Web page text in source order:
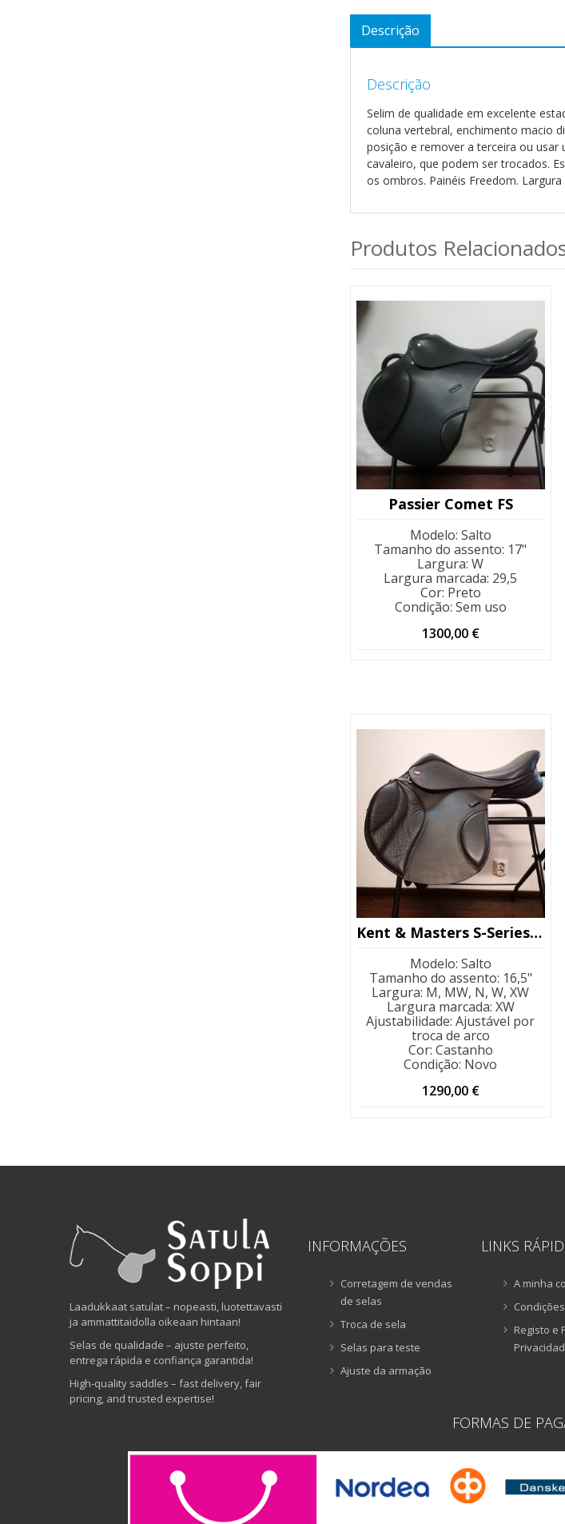
Descrição
Descrição
Selim de qualidade em excelente
coluna vertebral, enchimento macio
posição e remover a terceira ou
cavaleiro, que podem ser trocados.
os ombros. Painéis Freedom.
Produtos
Passier Comet FS
Modelo: Salto
Tamanho do assento: 17"
Largura:W
Largura marcada: 29,5
Cor: Preto
Condição: Sem uso
1300,00 €
Kent & Masters S-Series Jump 16,5″
Modelo: Salto
Tamanho do assento: 16,5"
Largura: M, MW, N, W, XW
Largura marcada: XW
Ajustabilidade:Ajustável por
troca de arco
Cor: Castanho
Condição: Novo
1290,00 €
Laadukkaat satulat – nopeasti, luotettavasti
ja ammattitaidolla oikeaan hintaan!
Selas de qualidade – ajuste perfeito,
entrega rápida e confiança garantida!
High-quality saddles – fast delivery, fair
pricing, and trusted expertise!
INFORMAÇÕES
Corretagem de vendas
de selas
Troca de sela
Selas para teste
Ajuste da armação
LINKS
A minha
Registo e
FORMAS DE